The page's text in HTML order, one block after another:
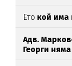
Ето кой има
Адв.
Георги